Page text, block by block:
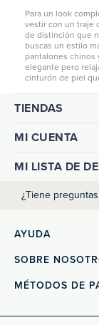
Para un look
vestir con un traje
de distinción que
buscas un estilo
pantalones chinos
elegante pero
cinturón de piel
TIENDAS
MI CUENTA
MI LISTA DE
¿Tiene
AYUDA
SOBRE
MÉTODOS DE